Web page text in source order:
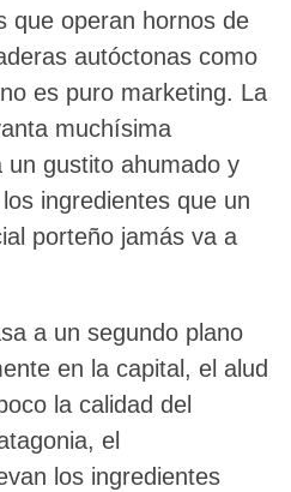
que operan hornos de
autóctonas como
es puro marketing. La
muchísima
gustito ahumado y
ingredientes que un
porteño jamás va a
a un segundo plano
en la capital, el alud
la calidad del
el
los ingredientes